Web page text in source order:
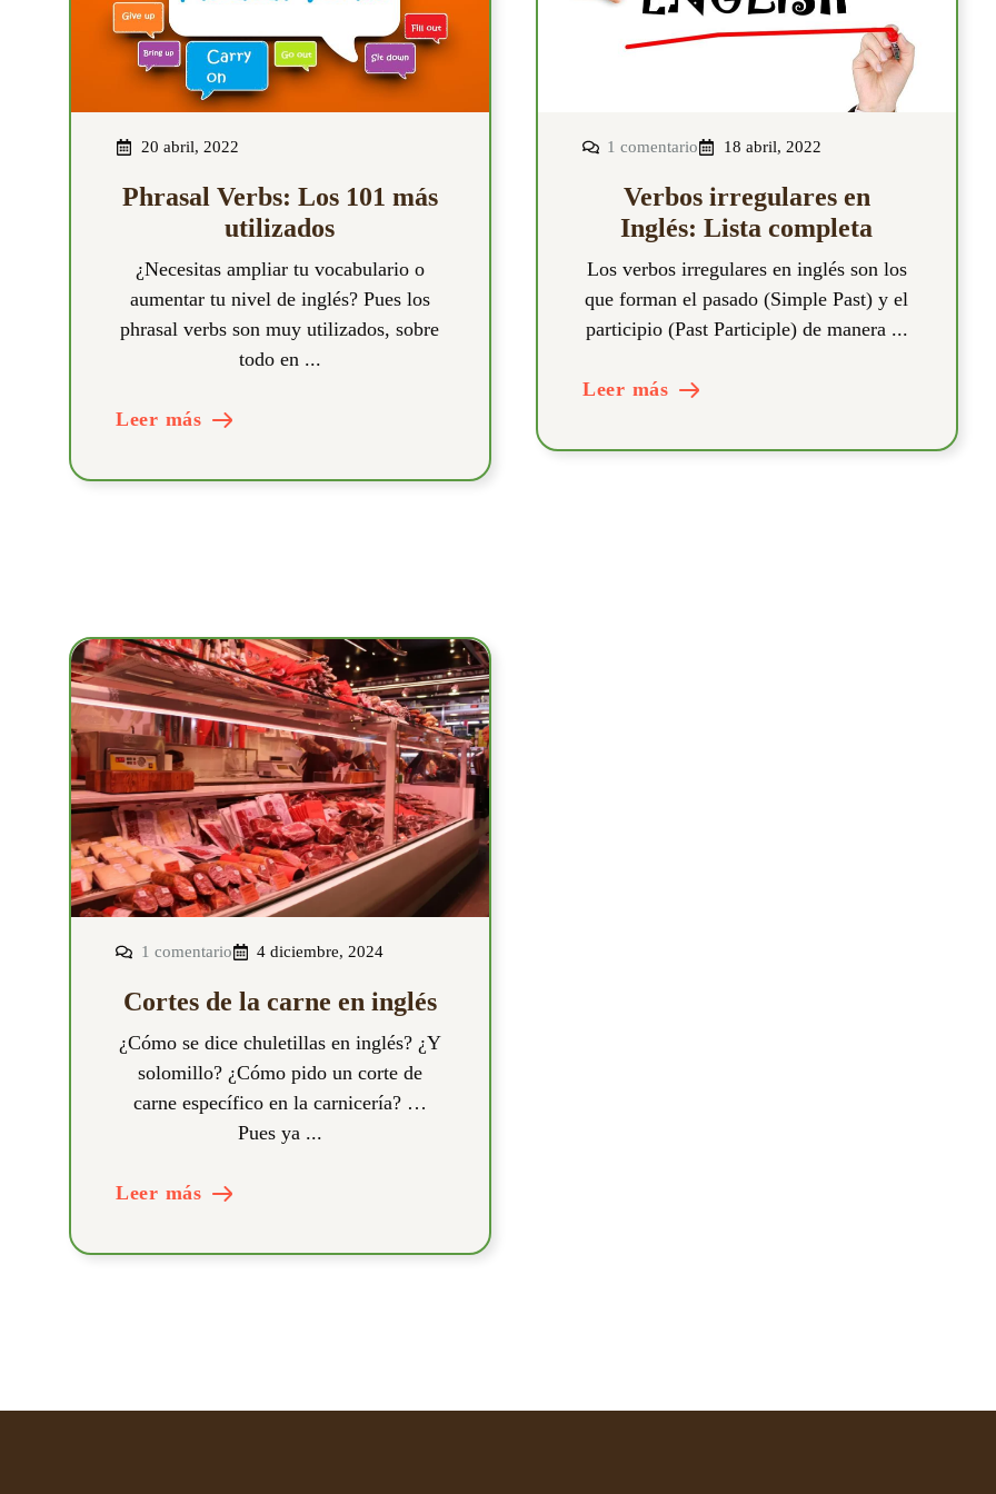
20 abril, 2022
Phrasal Verbs: Los 101 más
utilizados
¿Necesitas ampliar tu vocabulario o
aumentar tu nivel de inglés? Pues los
phrasal verbs son muy utilizados, sobre
todo en ...
Leer más
1 comentario 18 abril, 2022
Verbos irregulares en
Inglés: Lista completa
Los verbos irregulares en inglés son los
que forman el pasado (Simple Past) y el
participio (Past Participle) de manera ...
Leer más
1 comentario 4 diciembre, 2024
Cortes de la carne en inglés
¿Cómo se dice chuletillas en inglés? ¿Y
solomillo? ¿Cómo pido un corte de
carne específico en la carnicería? …
Pues ya ...
Leer más